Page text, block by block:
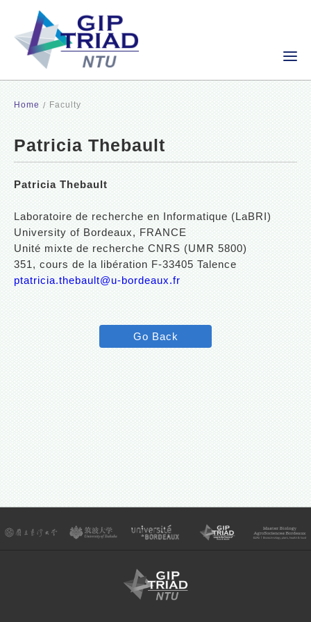
Home Faculty
Patricia Thebault
Patricia Thebault
Laboratoire de recherche en Informatique (LaBRI)
University of Bordeaux, FRANCE
Unité mixte de recherche CNRS (UMR 5800)
351, cours de la libération F-33405 Talence
ptatricia.thebault@u-bordeaux.fr
Go Back